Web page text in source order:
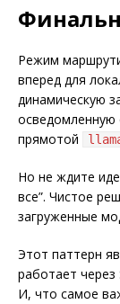
Режим
вперед для
динамическую
осведомленную
прямотой
Но не ждите
все”. Чистое
загруженные
Этот паттерн
работает через
И, что самое